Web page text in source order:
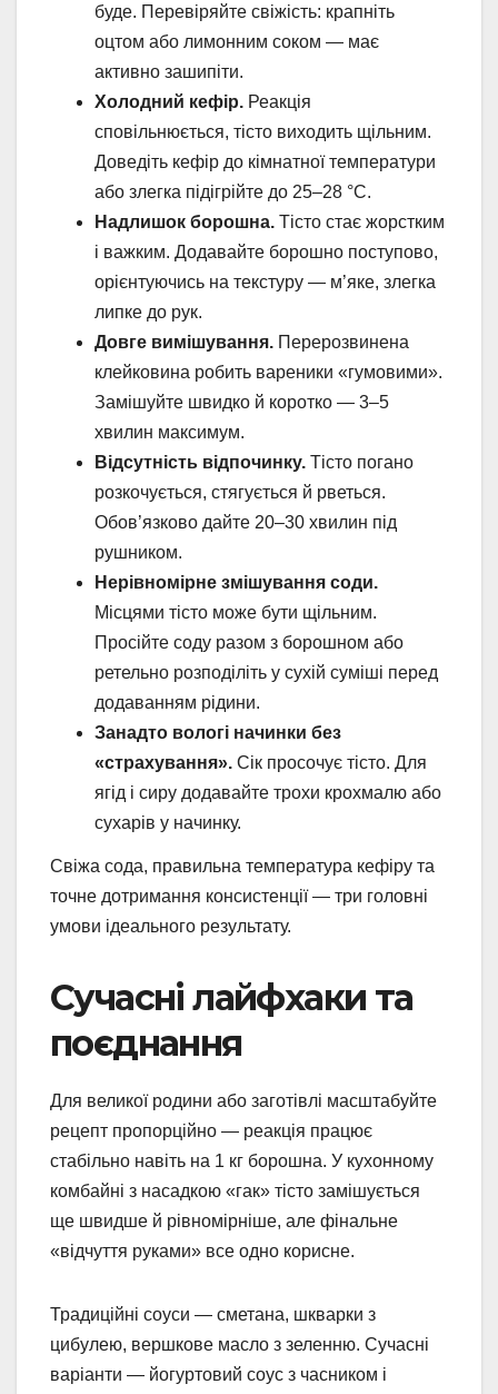
буде. Перевіряйте свіжість: крапніть
оцтом або лимонним соком — має
активно зашипіти.
Холодний кефір. Реакція
сповільнюється, тісто виходить щільним.
Доведіть кефір до кімнатної температури
або злегка підігрійте до 25–28 °C.
Надлишок борошна. Тісто стає жорстким
і важким. Додавайте борошно поступово,
орієнтуючись на текстуру — м’яке, злегка
липке до рук.
Довге вимішування. Перерозвинена
клейковина робить вареники «гумовими».
Замішуйте швидко й коротко — 3–5
хвилин максимум.
Відсутність відпочинку. Тісто погано
розкочується, стягується й рветься.
Обов’язково дайте 20–30 хвилин під
рушником.
Нерівномірне змішування соди.
Місцями тісто може бути щільним.
Просійте соду разом з борошном або
ретельно розподіліть у сухій суміші перед
додаванням рідини.
Занадто вологі начинки без
«страхування». Сік просочує тісто. Для
ягід і сиру додавайте трохи крохмалю або
сухарів у начинку.
Свіжа сода, правильна температура кефіру та
точне дотримання консистенції — три головні
умови ідеального результату.
Сучасні лайфхаки та
поєднання
Для великої родини або заготівлі масштабуйте
рецепт пропорційно — реакція працює
стабільно навіть на 1 кг борошна. У кухонному
комбайні з насадкою «гак» тісто замішується
ще швидше й рівномірніше, але фінальне
«відчуття руками» все одно корисне.
Традиційні соуси — сметана, шкварки з
цибулею, вершкове масло з зеленню. Сучасні
варіанти — йогуртовий соус з часником і